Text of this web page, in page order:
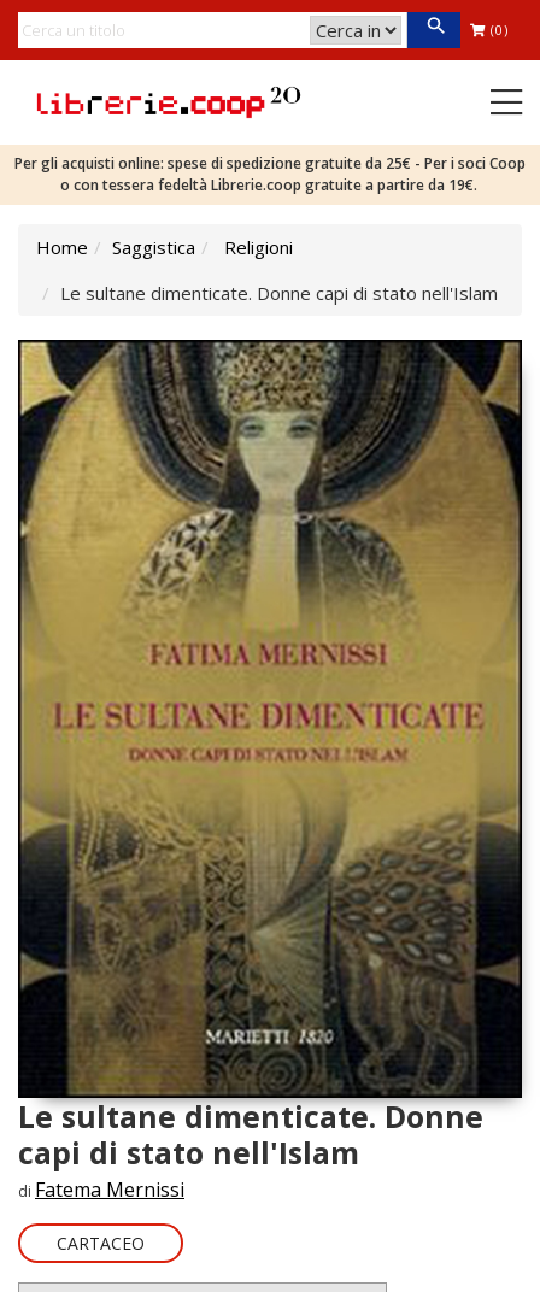
(0)
Per gli acquisti online: spese di spedizione gratuite da 25€ - Per i soci Coop
o con tessera fedeltà Librerie.coop gratuite a partire da 19€.
Home Saggistica
Religioni
Le sultane dimenticate. Donne capi di stato nell'Islam
Le sultane dimenticate. Donne
capi di stato nell'Islam
di Fatema Mernissi
CARTACEO